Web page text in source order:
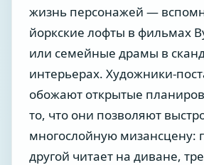
жизнь персонажей —
йоркские лофты в фильмах
или семейные драмы в
интерьерах. Художники-
обожают открытые
то, что они позволяют
многослойную мизансцену:
другой читает на диване,